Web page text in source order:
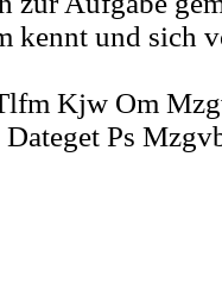
kennt und sich
Kjw Om
Ps